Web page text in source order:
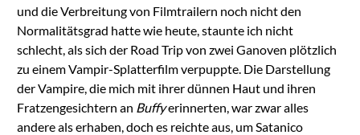
und die Verbreitung von Filmtrailern noch nicht den
Normalitätsgrad hatte wie heute, staunte ich nicht
schlecht, als sich der Road Trip von zwei Ganoven plötzlich
zu einem Vampir-Splatterfilm verpuppte. Die Darstellung
der Vampire, die mich mit ihrer dünnen Haut und ihren
Fratzengesichtern an Buffyerinnerten, war zwar alles
andere als erhaben, doch es reichte aus, um Satanico